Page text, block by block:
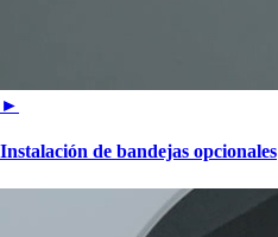
►
Instalación de bandejas opcionales